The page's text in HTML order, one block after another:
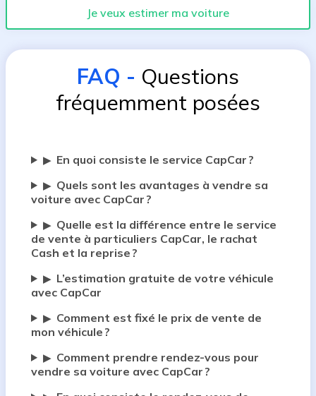
Je veux estimer ma voiture
FAQ - Questions
fréquemment posées
▶ En quoi consiste le service CapCar ?
▶ Quels sont les avantages à vendre sa
voiture avec CapCar ?
▶ Quelle est la différence entre le service
de vente à particuliers CapCar, le rachat
Cash et la reprise ?
▶ L’estimation gratuite de votre véhicule
avec CapCar
▶ Comment est fixé le prix de vente de
mon véhicule ?
▶ Comment prendre rendez-vous pour
vendre sa voiture avec CapCar ?